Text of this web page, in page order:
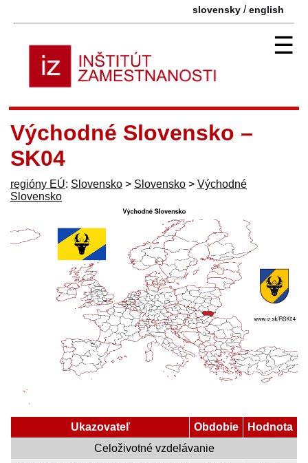
slovensky /english
☰
Východné Slovensko –
SK04
regióny EÚ: Slovensko > Slovensko > Východné
Slovensko
Ukazovateľ Obdobie
Hodnota
Celoživotné vzdelávanie